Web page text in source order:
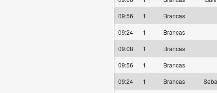
09:56
1 Brancas
09:24
1
Brancas
09:08
1
Brancas
09:56
1
Brancas
09:24
1 Brancas